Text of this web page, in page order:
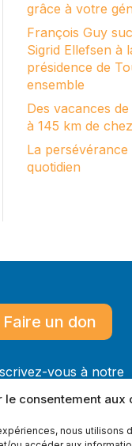
le consentement aux
nous utilisons
grâce à votre
François Guy
Sigrid Ellefsen à
présidence de
ensemble
Des vacances
à 145 km de
La persévérance
quotidien
Faire un don
vous à notre